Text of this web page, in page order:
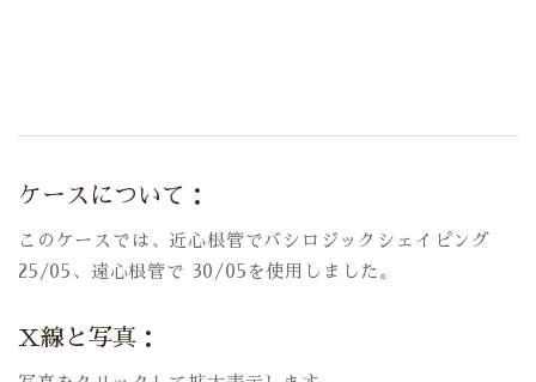
ケースについて：
このケースでは、近心根管でバシロジックシェイピング
25/05、遠心根管で 30/05を使用しました。
X線と写真：